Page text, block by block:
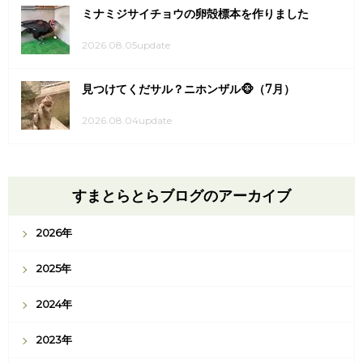
ミナミジサイチョウの卵殻標本を作りました
2026.08.05update
見つけてくだサル？ニホンザル🐵（7月）
2026.08.04update
すまとらとらブログのアーカイブ
2026年
2025年
2024年
2023年